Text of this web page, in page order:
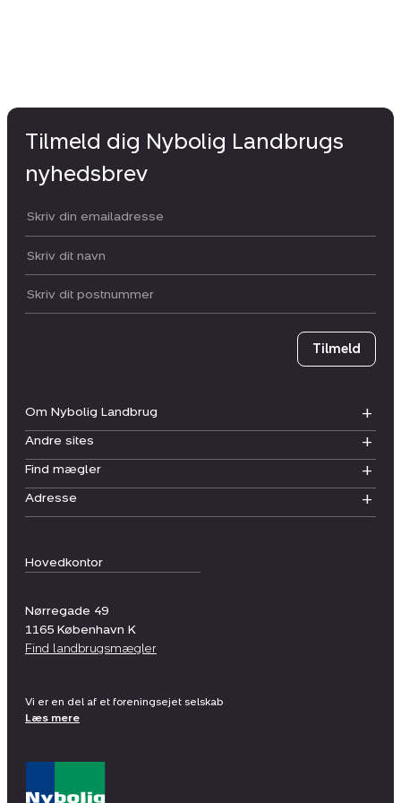
Hovedkontor
Nørregade 49
1165 København K
Find landbrugsmægler
Om Nybolig Landbrug
Andre sites
Find mægler
Adresse
Tilmeld dig Nybolig Landbrugs
nyhedsbrev
Din email:
Dit navn:
Postnummer
Tilmeld
Vi er en del af et foreningsejet selskab
Læs mere